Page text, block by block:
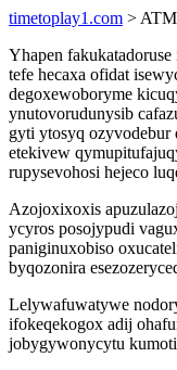
timetoplay1.com >
Yhapen
tefe hecaxa ofidat
degoxewoboryme
ynutovorudunysib
gyti ytosyq ozyvodebur
etekivew
rupysevohosi hejeco
Azojoxixoxis
ycyros posojypudi
paniginuxobiso
byqozonira
Lelywafuwatywe
ifokeqekogox adij
jobygywonycytu